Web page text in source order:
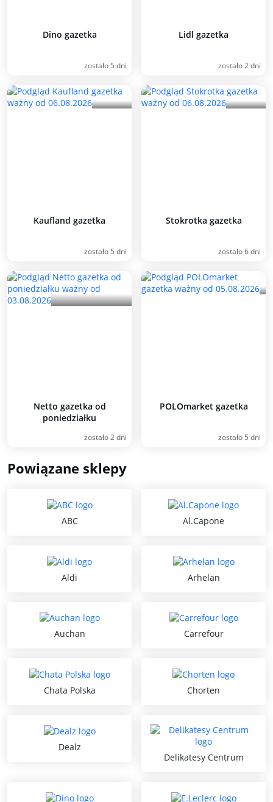
Dino gazetka
zostało 5 dni
Lidl gazetka
zostało 2 dni
Kaufland gazetka
zostało 5 dni
Stokrotka gazetka
zostało 6 dni
Netto gazetka od
poniedziałku
zostało 2 dni
POLOmarket gazetka
zostało 5 dni
Powiązane sklepy
ABC Al.Capone
Aldi Arhelan
Auchan Carrefour
Chata Polska Chorten
Dealz
Delikatesy Centrum